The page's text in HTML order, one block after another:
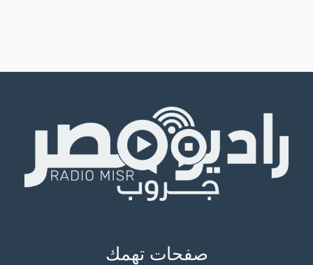
صفحات تهمك